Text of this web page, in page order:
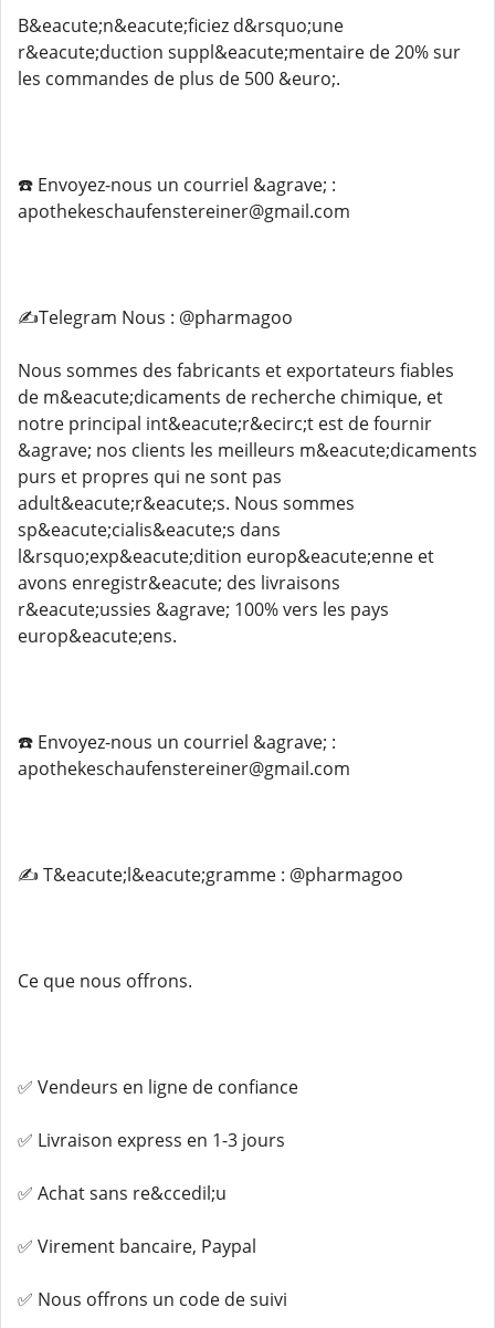
B&eacute;n&eacute;ficiez d&rsquo;une
r&eacute;duction suppl&eacute;mentaire de 20% sur
les commandes de plus de 500 &euro;.
☎️ Envoyez-nous un courriel &agrave; :
apothekeschaufenstereiner@gmail.com
✍️Telegram Nous : @pharmagoo
Nous sommes des fabricants et exportateurs fiables
de m&eacute;dicaments de recherche chimique, et
notre principal int&eacute;r&ecirc;t est de fournir
&agrave; nos clients les meilleurs m&eacute;dicaments
purs et propres qui ne sont pas
adult&eacute;r&eacute;s. Nous sommes
sp&eacute;cialis&eacute;s dans
l&rsquo;exp&eacute;dition europ&eacute;enne et
avons enregistr&eacute; des livraisons
r&eacute;ussies &agrave; 100% vers les pays
europ&eacute;ens.
☎️ Envoyez-nous un courriel &agrave; :
apothekeschaufenstereiner@gmail.com
✍️ T&eacute;l&eacute;gramme : @pharmagoo
Ce que nous offrons.
✅ Vendeurs en ligne de confiance
✅ Livraison express en 1-3 jours
✅ Achat sans re&ccedil;u
✅ Virement bancaire, Paypal
✅ Nous offrons un code de suivi